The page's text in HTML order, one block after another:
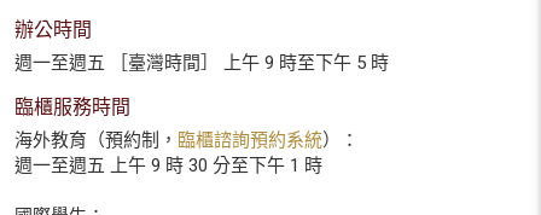
辦公時間
週一至週五 ［臺灣時間］ 上午 9 時至下午 5 時
臨櫃服務時間
海外教育（預約制， 臨櫃諮詢預約系統）：
週一至週五 上午 9 時 30 分至下午 1 時